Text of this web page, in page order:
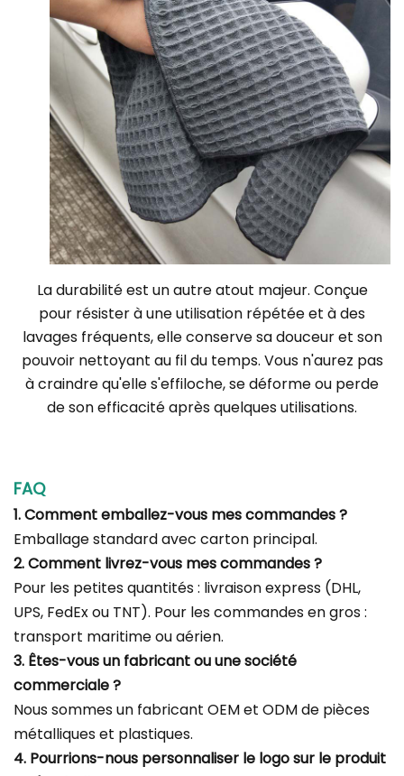
La durabilité est un autre atout majeur. Conçue
pour résister à une utilisation répétée et à des
lavages fréquents, elle conserve sa douceur et son
pouvoir nettoyant au fil du temps. Vous n'aurez pas
à craindre qu'elle s'effiloche, se déforme ou perde
de son efficacité après quelques utilisations.
FAQ
1. Comment emballez-vous mes commandes ?
Emballage standard avec carton principal.
2. Comment livrez-vous mes commandes ?
Pour les petites quantités : livraison express (DHL,
UPS, FedEx ou TNT). Pour les commandes en gros :
transport maritime ou aérien.
3. Êtes-vous un fabricant ou une société
commerciale ?
Nous sommes un fabricant OEM et ODM de pièces
métalliques et plastiques.
4. Pourrions-nous personnaliser le logo sur le produit